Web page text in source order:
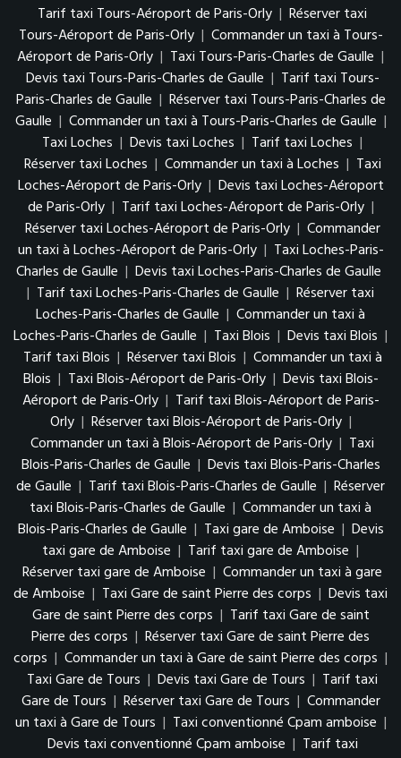
Tarif taxi Tours-Aéroport de Paris-Orly | Réserver taxi
Tours-Aéroport de Paris-Orly | Commander un taxi à Tours-
Aéroport de Paris-Orly | Taxi Tours-Paris-Charles de Gaulle |
Devis taxi Tours-Paris-Charles de Gaulle | Tarif taxi Tours-
Paris-Charles de Gaulle | Réserver taxi Tours-Paris-Charles de
Gaulle | Commander un taxi à Tours-Paris-Charles de Gaulle |
Taxi Loches | Devis taxi Loches | Tarif taxi Loches |
Réserver taxi Loches | Commander un taxi à Loches | Taxi
Loches-Aéroport de Paris-Orly | Devis taxi Loches-Aéroport
de Paris-Orly | Tarif taxi Loches-Aéroport de Paris-Orly |
Réserver taxi Loches-Aéroport de Paris-Orly | Commander
un taxi à Loches-Aéroport de Paris-Orly | Taxi Loches-Paris-
Charles de Gaulle | Devis taxi Loches-Paris-Charles de Gaulle
| Tarif taxi Loches-Paris-Charles de Gaulle | Réserver taxi
Loches-Paris-Charles de Gaulle | Commander un taxi à
Loches-Paris-Charles de Gaulle | Taxi Blois | Devis taxi Blois |
Tarif taxi Blois | Réserver taxi Blois | Commander un taxi à
Blois | Taxi Blois-Aéroport de Paris-Orly | Devis taxi Blois-
Aéroport de Paris-Orly | Tarif taxi Blois-Aéroport de Paris-
Orly | Réserver taxi Blois-Aéroport de Paris-Orly |
Commander un taxi à Blois-Aéroport de Paris-Orly | Taxi
Blois-Paris-Charles de Gaulle | Devis taxi Blois-Paris-Charles
de Gaulle | Tarif taxi Blois-Paris-Charles de Gaulle | Réserver
taxi Blois-Paris-Charles de Gaulle | Commander un taxi à
Blois-Paris-Charles de Gaulle | Taxi gare de Amboise | Devis
taxi gare de Amboise | Tarif taxi gare de Amboise |
Réserver taxi gare de Amboise | Commander un taxi à gare
de Amboise | Taxi Gare de saint Pierre des corps | Devis taxi
Gare de saint Pierre des corps | Tarif taxi Gare de saint
Pierre des corps | Réserver taxi Gare de saint Pierre des
corps | Commander un taxi à Gare de saint Pierre des corps |
Taxi Gare de Tours | Devis taxi Gare de Tours | Tarif taxi
Gare de Tours | Réserver taxi Gare de Tours | Commander
un taxi à Gare de Tours | Taxi conventionné Cpam amboise |
Devis taxi conventionné Cpam amboise | Tarif taxi